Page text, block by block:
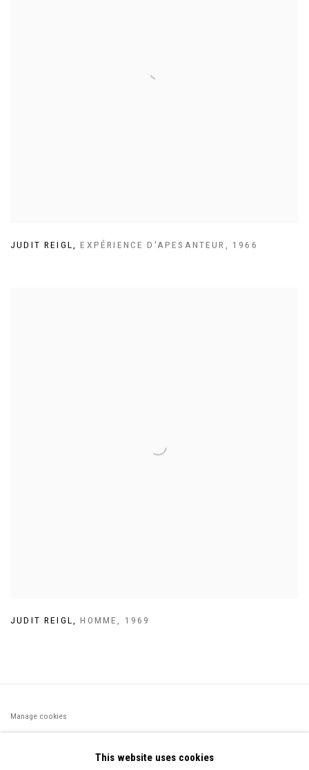
JUDIT REIGL ,EXPÉRIENCE D'APESANTEUR 1966
JUDIT REIGL ,HOMME 1969
Manage cookies
PARTIR DES DONNÉES COLLECTÉES PAR ELISABETH KLIMOFF
This website uses cookies